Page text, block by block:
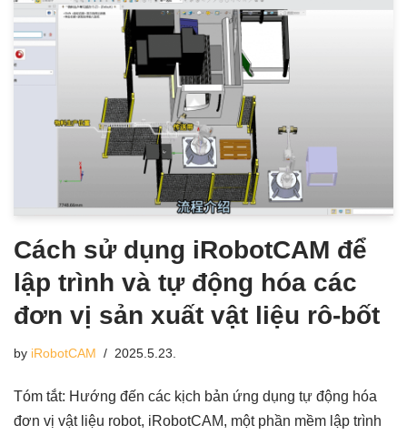
Cách sử dụng iRobotCAM để
lập trình và tự động hóa các
đơn vị sản xuất vật liệu rô-bốt
by iRobotCAM 2025.5.23.
Tóm tắt: Hướng đến các kịch bản ứng dụng tự động hóa
đơn vị vật liệu robot, iRobotCAM, một phần mềm lập trình